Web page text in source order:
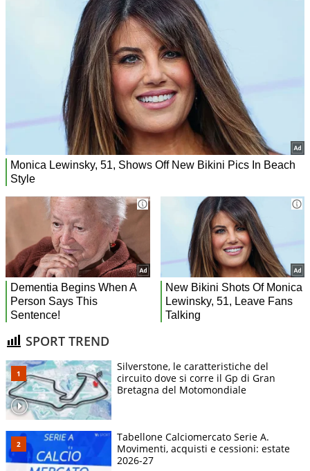
SPORT TREND
Silverstone, le caratteristiche del
circuito dove si corre il Gp di Gran
Bretagna del Motomondiale
Tabellone Calciomercato Serie A.
Movimenti, acquisti e cessioni: estate
2026-27